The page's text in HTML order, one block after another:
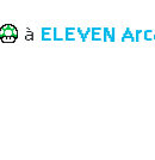
à ELEVEN